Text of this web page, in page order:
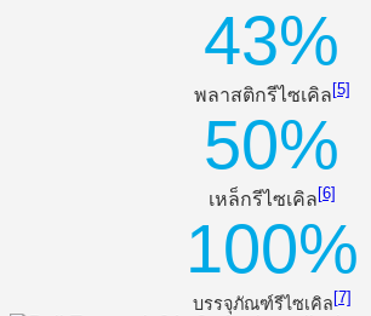
43%
พลาสติกรีไซเคิล [5]
50%
เหล็กรีไซเคิล [6]
100%
บรรจุภัณฑ์รีไซเคิล [7]